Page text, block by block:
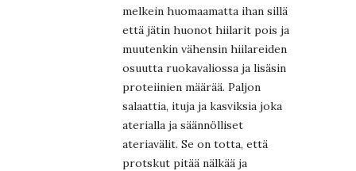
melkein huomaamatta ihan sillä
että jätin huonot hiilarit pois ja
muutenkin vähensin hiilareiden
osuutta ruokavaliossa ja lisäsin
proteiinien määrää. Paljon
salaattia, ituja ja kasviksia joka
aterialla ja säännölliset
ateriavälit. Se on totta, että
protskut pitää nälkää ja